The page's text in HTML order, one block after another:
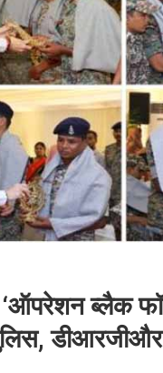
‘ऑपरेशन ब्लैक